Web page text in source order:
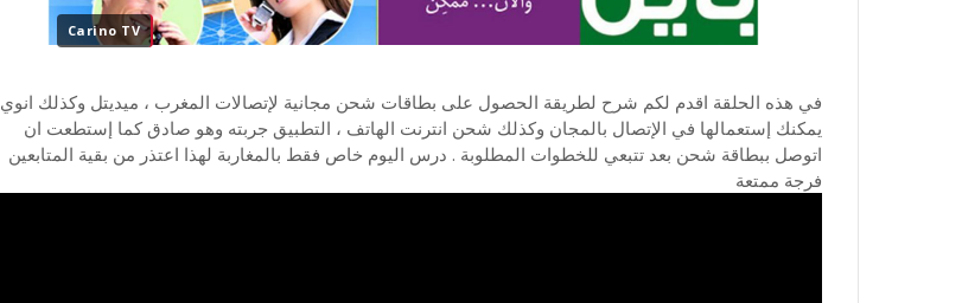
Carino TV
في هذه الحلقة اقدم لكم شرح لطريقة الحصول على بطاقات شحن مجانية لإتصالات المغرب ، ميديتل وكذلك انوي
يمكنك إستعمالها في الإتصال بالمجان وكذلك شحن انترنت الهاتف ، التطبيق جربته وهو صادق كما إستطعت ان
اتوصل ببطاقة شحن بعد تتبعي للخطوات المطلوبة . درس اليوم خاص فقط بالمغاربة لهذا اعتذر من بقية المتابعين
فرجة ممتعة